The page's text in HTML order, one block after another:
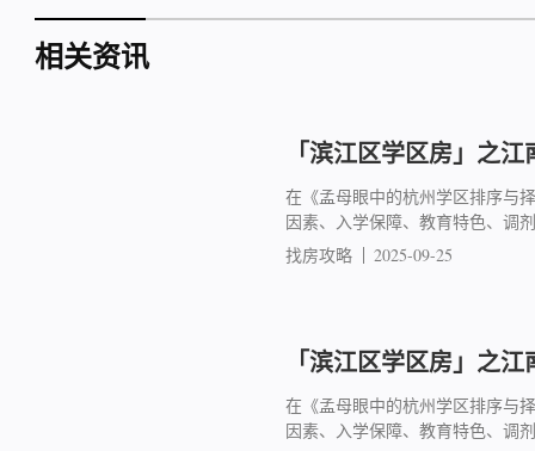
相关资讯
「滨江区学区房」之
在《孟母眼中的杭州学区排序与
因素、入学保障、教育特色、调
找房攻略
2025-09-25
「滨江区学区房」之
在《孟母眼中的杭州学区排序与
因素、入学保障、教育特色、调